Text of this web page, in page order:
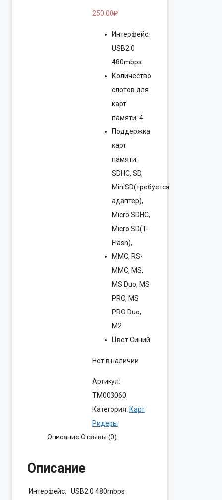
250.00₽
Интерфейс:
USB2.0
480mbps
Количество
слотов для
карт
памяти: 4
Поддержка
карт
памяти:
SDHC, SD,
MiniSD(требуется
адаптер),
Micro SDHC,
Micro SD(T-
Flash),
MMC, RS-
MMC, MS,
MS Duo, MS
PRO, MS
PRO Duo,
M2
Цвет Синий
Нет в наличии
Артикул:
ТМ003060
Категория: Карт
Ридеры
Описание Отзывы (0)
Описание
Интерфейс: USB2.0 480mbps